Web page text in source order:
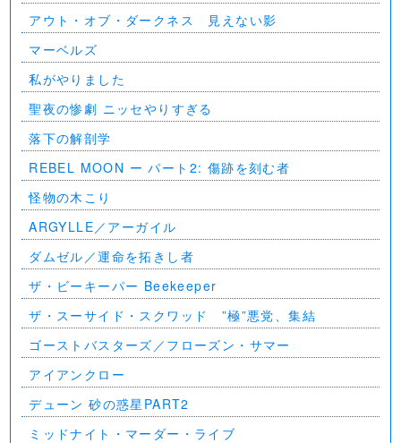
アウト・オブ・ダークネス 見えない影
マーベルズ
私がやりました
聖夜の惨劇 ニッセやりすぎる
落下の解剖学
REBEL MOON ー パート2: 傷跡を刻む者
怪物の木こり
ARGYLLE／アーガイル
ダムゼル／運命を拓きし者
ザ・ビーキーパー Beekeeper
ザ・スーサイド・スクワッド ”極”悪党、集結
ゴーストバスターズ／フローズン・サマー
アイアンクロー
デューン 砂の惑星PART2
ミッドナイト・マーダー・ライブ